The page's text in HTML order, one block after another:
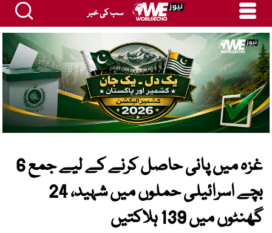
سب کی خبر
غزہ میں پانی حاصل کرنے کے لیے جمع 6
بچے اسرائیلی حملوں میں شہید، 24
گھنٹوں میں 139 ہلاکتیں